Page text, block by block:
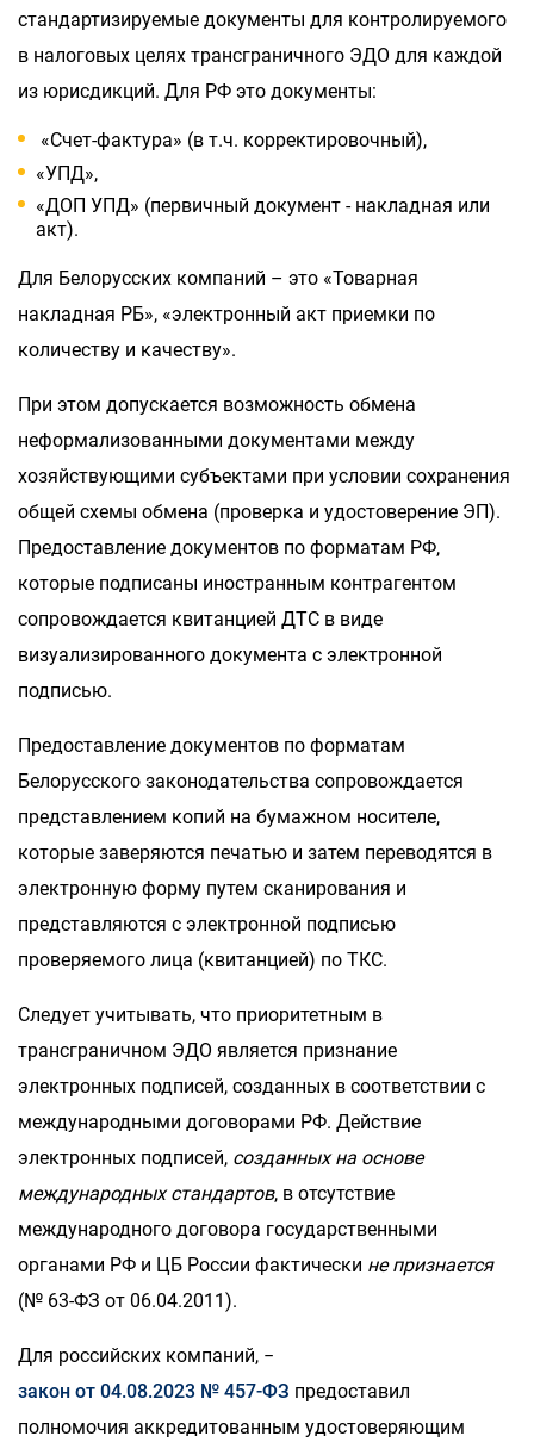
стандартизируемые документы для контролируемого
в налоговых целях трансграничного ЭДО для каждой
из юрисдикций. Для РФ это документы:
«Счет-фактура» (в т.ч. корректировочный),
«УПД»,
«ДОП УПД» (первичный документ - накладная или
акт).
Для Белорусских компаний – это «Товарная
накладная РБ», «электронный акт приемки по
количеству и качеству».
При этом допускается возможность обмена
неформализованными документами между
хозяйствующими субъектами при условии сохранения
общей схемы обмена (проверка и удостоверение ЭП).
Предоставление документов по форматам РФ,
которые подписаны иностранным контрагентом
сопровождается квитанцией ДТС в виде
визуализированного документа с электронной
подписью.
Предоставление документов по форматам
Белорусского законодательства сопровождается
представлением копий на бумажном носителе,
которые заверяются печатью и затем переводятся в
электронную форму путем сканирования и
представляются с электронной подписью
проверяемого лица (квитанцией) по ТКС.
Следует учитывать, что приоритетным в
трансграничном ЭДО является признание
электронных подписей, созданных в соответствии с
международными договорами РФ. Действие
электронных подписей, созданных на основе
международных стандартов, в отсутствие
международного договора государственными
органами РФ и ЦБ России фактически не признается
(№ 63-ФЗ от 06.04.2011).
Для российских компаний, −
закон от 04.08.2023 № 457-ФЗ предоставил
полномочия аккредитованным удостоверяющим